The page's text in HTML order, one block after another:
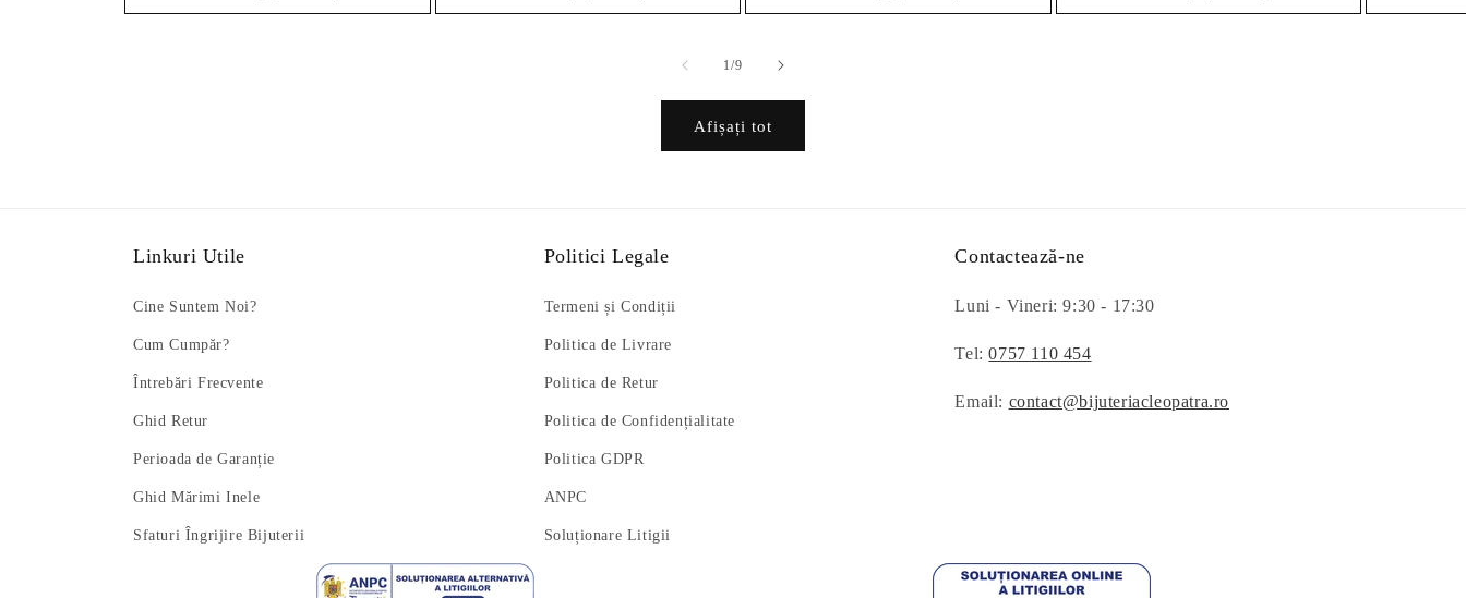
1/din
9
Afișați tot
Linkuri Utile
Cine Suntem Noi?
Cum Cumpăr?
Întrebări Frecvente
Ghid Retur
Perioada de Garanție
Ghid Mărimi Inele
Sfaturi Îngrijire Bijuterii
Politici Legale
Termeni și Condiții
Politica de Livrare
Politica de Retur
Politica de Confidențialitate
Politica GDPR
ANPC
Soluționare Litigii
Contactează-ne
Luni - Vineri: 9:30 - 17:30
Tel:0757 110 454
Email: contact@bijuteriacleopatra.ro